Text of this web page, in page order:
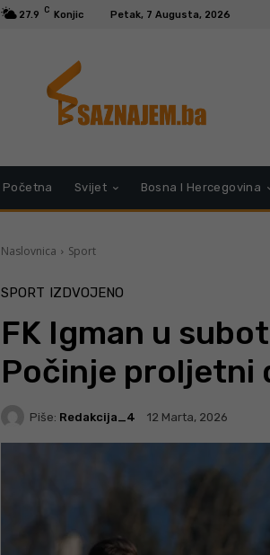
27.9 C Konjic Petak, 7 Augusta, 2026
Početna Svijet Bosna I Hercegovina
Naslovnica Sport
SPORT IZDVOJENO
FK Igman u
Počinje proljetni
Piše: Redakcija_4 12 Marta, 2026